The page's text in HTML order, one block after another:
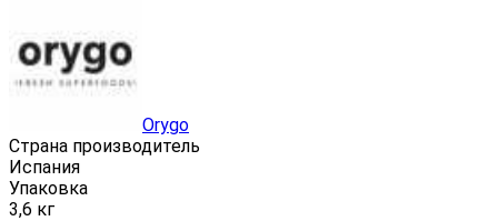
Orygo
Страна производитель
Испания
Упаковка
3,6 кг